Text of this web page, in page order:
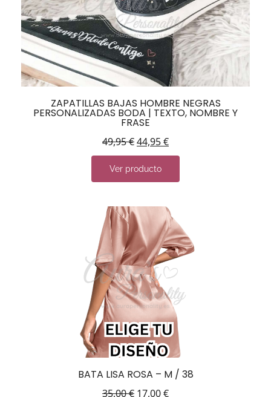
ZAPATILLAS BAJAS HOMBRE NEGRAS
PERSONALIZADAS BODA | TEXTO, NOMBRE Y
FRASE
49,95€44,95€
Ver producto
BATA LISA ROSA – M / 38
35,00€ 17,00€